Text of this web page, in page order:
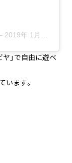
2019年 1月月18日午前8時58分PST
」で自由に遊べ
います。